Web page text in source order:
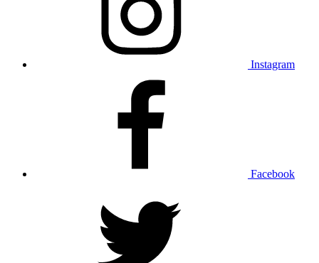
Instagram
Facebook